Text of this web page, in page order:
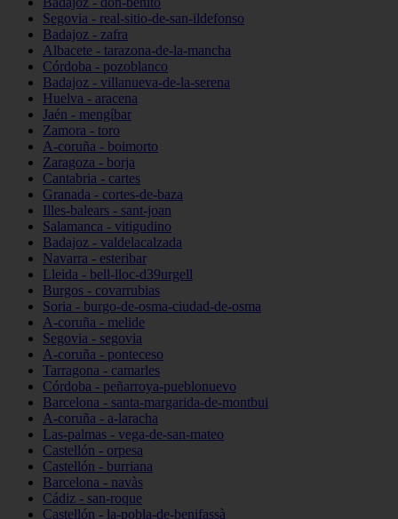
Segovia - real-sitio-de-san-ildefonso
Badajoz - zafra
Albacete - tarazona-de-la-mancha
Córdoba - pozoblanco
Badajoz - villanueva-de-la-serena
Huelva - aracena
Jaén - mengíbar
Zamora - toro
A-coruña - boimorto
Zaragoza - borja
Cantabria - cartes
Granada - cortes-de-baza
Illes-balears - sant-joan
Salamanca - vitigudino
Badajoz - valdelacalzada
Navarra - esteribar
Lleida - bell-lloc-d39urgell
Burgos - covarrubias
Soria - burgo-de-osma-ciudad-de-osma
A-coruña - melide
Segovia - segovia
A-coruña - ponteceso
Tarragona - camarles
Córdoba - peñarroya-pueblonuevo
Barcelona - santa-margarida-de-montbui
A-coruña - a-laracha
Las-palmas - vega-de-san-mateo
Castellón - orpesa
Castellón - burriana
Barcelona - navàs
Cádiz - san-roque
Castellón - la-pobla-de-benifassà